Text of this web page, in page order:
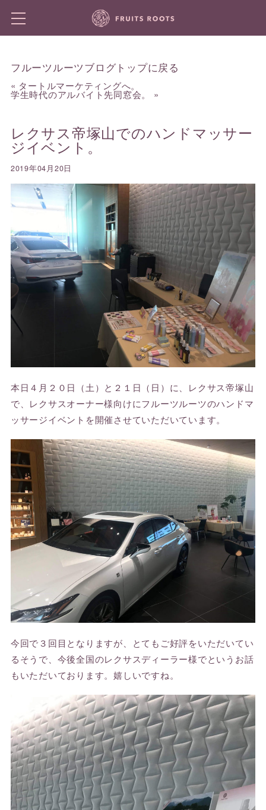
フルーツルーツブログトップに戻る
« タートルマーケティングへ。
学生時代のアルバイト先同窓会。 »
レクサス帝塚山でのハンドマッサー
ジイベント。
2019年04月20日
本日４月２０日（土）と２１日（日）に、レクサス帝塚山
で、レクサスオーナー様向けにフルーツルーツのハンドマ
ッサージイベントを開催させていただいています。
今回で３回目となりますが、とてもご好評をいただいてい
るそうで、今後全国のレクサスディーラー様でというお話
もいただいております。嬉しいですね。